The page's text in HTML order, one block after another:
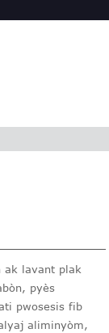
ak lavant plak
pyès
pwosesis fib
aliminyòm,